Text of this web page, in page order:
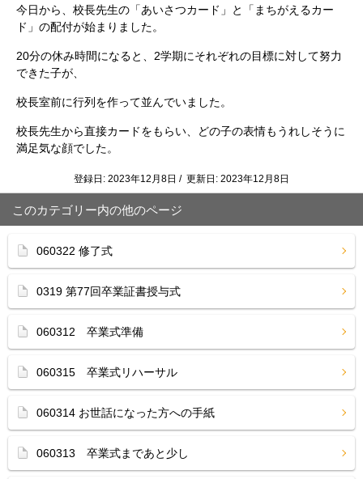
今日から、校長先生の「あいさつカード」と「まちがえるカー
ド」の配付が始まりました。
20分の休み時間になると、2学期にそれぞれの目標に対して努力
できた子が、
校長室前に行列を作って並んでいました。
校長先生から直接カードをもらい、どの子の表情もうれしそうに
満足気な顔でした。
登録日: 2023年12月8日 / 更新日: 2023年12月8日
このカテゴリー内の他のページ
060322 修了式
0319 第77回卒業証書授与式
060312 卒業式準備
060315 卒業式リハーサル
060314 お世話になった方への手紙
060313 卒業式まであと少し